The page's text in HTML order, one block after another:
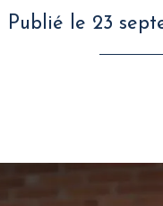
Publié le 23